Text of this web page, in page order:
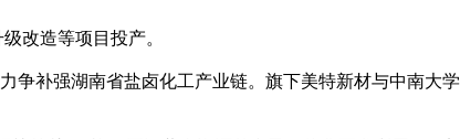
改造等项目投产。
补强湖南省盐卤化工产业链。旗下美特新材与中南大